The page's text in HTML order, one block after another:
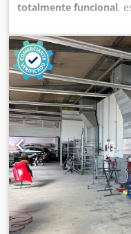
totalmente funcional,
, espacio necesario
necesario altura:2.100
total:3.200 mm,
interior anchura:1.500
resistencia / carro con
aplicaciones más
un vistazo: 1. Riel de
para el ajuste del
Dsdpsfiuhvefx Aclskr 2.
apilarlos para ahorrar
barras de 135 mm
ritmo de trabajo
una superficie de
de 1.000 mm. 6. Gran
7. Ruedas de muy